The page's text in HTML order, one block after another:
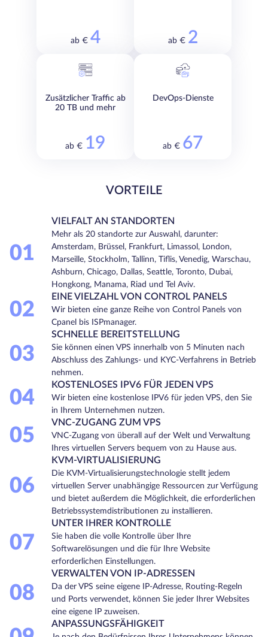
ab € 4 ab € 2
Zusätzlicher Traffic ab
20 TB und mehr
ab € 19
DevOps-Dienste
ab € 67
VORTEILE
01
VIELFALT AN STANDORTEN
Mehr als 20 standorte zur Auswahl, darunter:
Amsterdam, Brüssel, Frankfurt, Limassol, London,
Marseille, Stockholm, Tallinn, Tiflis, Venedig, Warschau,
Ashburn, Chicago, Dallas, Seattle, Toronto, Dubai,
Hongkong, Manama, Riad und Tel Aviv.
02
EINE VIELZAHL VON CONTROL PANELS
Wir bieten eine ganze Reihe von Control Panels von
Cpanel bis ISPmanager.
03
SCHNELLE BEREITSTELLUNG
Sie können einen VPS innerhalb von 5 Minuten nach
Abschluss des Zahlungs- und KYC-Verfahrens in Betrieb
nehmen.
04
KOSTENLOSES IPV6 FÜR JEDEN VPS
Wir bieten eine kostenlose IPV6 für jeden VPS, den Sie
in Ihrem Unternehmen nutzen.
05
VNC-ZUGANG ZUM VPS
VNC-Zugang von überall auf der Welt und Verwaltung
Ihres virtuellen Servers bequem von zu Hause aus.
06
KVM-VIRTUALISIERUNG
Die KVM-Virtualisierungstechnologie stellt jedem
virtuellen Server unabhängige Ressourcen zur Verfügung
und bietet außerdem die Möglichkeit, die erforderlichen
Betriebssystemdistributionen zu installieren.
07
UNTER IHRER KONTROLLE
Sie haben die volle Kontrolle über Ihre
Softwarelösungen und die für Ihre Website
erforderlichen Einstellungen.
08
VERWALTEN VON IP-ADRESSEN
Da der VPS seine eigene IP-Adresse, Routing-Regeln
und Ports verwendet, können Sie jeder Ihrer Websites
eine eigene IP zuweisen.
ANPASSUNGSFÄHIGKEIT